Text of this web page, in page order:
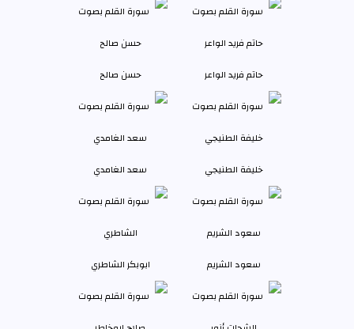
حاتم فريد الواعر حسن صالح
خليفة الطنيجي سعد الغامدي
سعود الشريم ابوبكر الشاطري